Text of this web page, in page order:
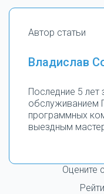
Автор статьи
Владислав
Последние 5 лет
обслуживанием
программных
выездным
Оцените